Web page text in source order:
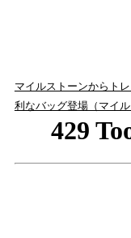
マイルストーンからト
利なバッグ登場（マイ